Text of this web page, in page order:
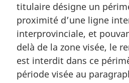
g
i
n
a
e
:
titulaire désigne un
proximité d’une ligne
interprovinciale, et
delà de la zone visée, le
est interdit dans ce
période visée au